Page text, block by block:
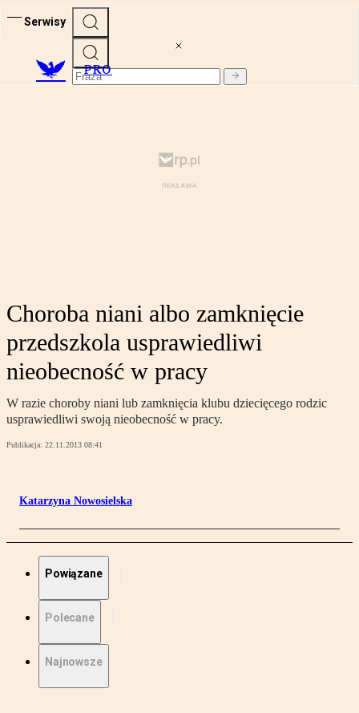
Serwisy
PRO
Choroba niani albo zamknięcie
przedszkola usprawiedliwi
nieobecność w pracy
W razie choroby niani lub zamknięcia klubu dziecięcego rodzic
usprawiedliwi swoją nieobecność w pracy.
Publikacja: 22.11.2013 08:41
Katarzyna Nowosielska
Powiązane
Polecane
Najnowsze